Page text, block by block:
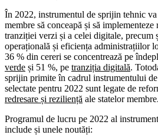
În 2022, instrumentul de sprijin tehnic va
membre să conceapă și să
tranziției verzi și a celei digitale, precum
operațională și eficiența administrațiilor
36 % din cereri se concentrează pe
verde și 51 %, pe tranziția digitală.
sprijin primite în cadrul instrumentului
selectate pentru 2022 sunt legate de
redresare și reziliență ale statelor membre.
Programul de lucru pe 2022 al
include și unele noutăți: